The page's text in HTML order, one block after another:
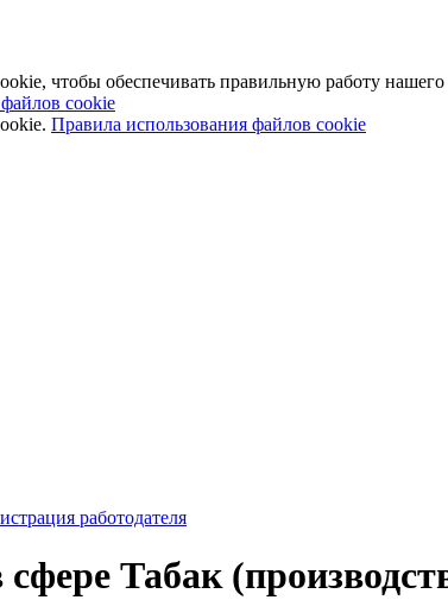
чтобы обеспечивать правильную работу нашего
cookie
Правила использования файлов cookie
работодателя
Табак